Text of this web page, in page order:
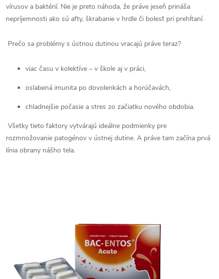
vírusov a baktérií. Nie je preto náhoda, že práve jeseň prináša
nepríjemnosti ako sú afty, škrabanie v hrdle či bolesť pri prehĺtaní.
Prečo sa problémy s ústnou dutinou vracajú práve teraz?
viac času v kolektíve – v škole aj v práci,
oslabená imunita po dovolenkách a horúčavách,
chladnejšie počasie a stres zo začiatku nového obdobia.
Všetky tieto faktory vytvárajú ideálne podmienky pre
rozmnožovanie patogénov v ústnej dutine. A práve tam začína prvá
línia obrany nášho tela.